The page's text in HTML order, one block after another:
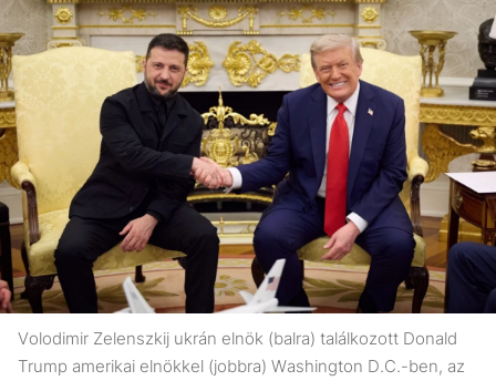
Volodimir Zelenszkij ukrán elnök (balra) találkozott Donald
Trump amerikai elnökkel (jobbra) Washington D.C.-ben, az